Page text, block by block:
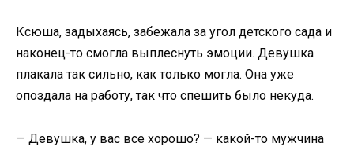
Ксюша, задыхаясь, забежала за угол детского сада и
наконец-то смогла выплеснуть эмоции. Девушка
плакала так сильно, как только могла. Она уже
опоздала на работу, так что спешить было некуда.
— Девушка, у вас все хорошо? — какой-то мужчина